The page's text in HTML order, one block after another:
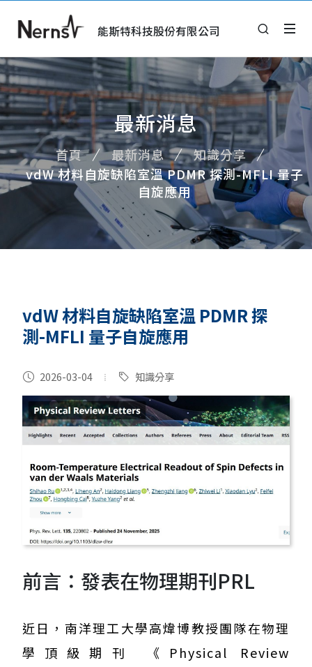
能斯特科技股份有限公司
最新消息
首頁 最新消息
知識分享
vdW 材料自旋缺陷室溫 PDMR 探測-MFLI 量子
自旋應用
vdW 材料自旋缺陷室溫 PDMR 探
測-MFLI 量子自旋應用
2026-03-04 知識分享
前言：發表在物理期刊PRL
近日，南洋理工大學高煒博教授團隊在物理
學頂級期刊 《Physical Review